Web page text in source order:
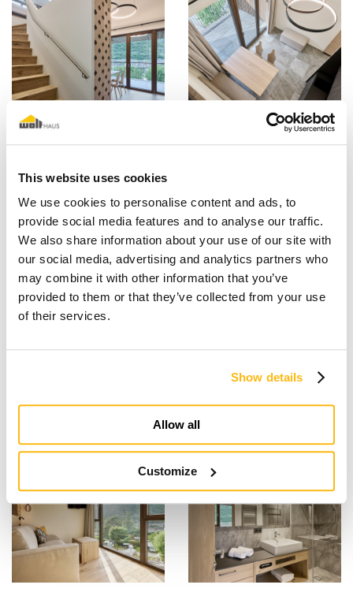
This website uses cookies
We use cookies to personalise content and ads, to
provide social media features and to analyse our traffic.
We also share information about your use of our site with
our social media, advertising and analytics partners who
may combine it with other information that you’ve
provided to them or that they’ve collected from your use
of their services.
Show details
Allow all
Customize